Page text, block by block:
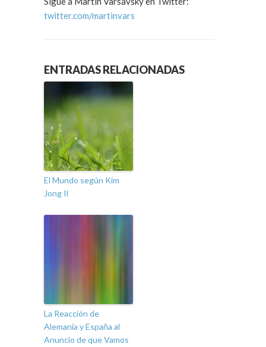
twitter.com/martinvars
ENTRADAS RELACIONADAS
El Mundo según Kim
Jong Il
La Reacción de
Alemania y España al
Anuncio de que Vamos